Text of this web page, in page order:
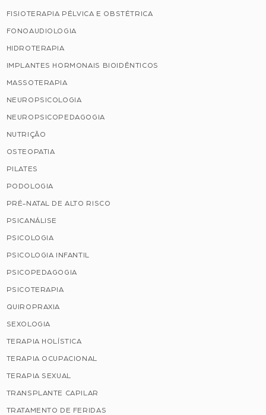
FISIOTERAPIA PÉLVICA E OBSTÉTRICA
FONOAUDIOLOGIA
HIDROTERAPIA
IMPLANTES HORMONAIS BIOIDÊNTICOS
MASSOTERAPIA
NEUROPSICOLOGIA
NEUROPSICOPEDAGOGIA
NUTRIÇÃO
OSTEOPATIA
PILATES
PODOLOGIA
PRÉ-NATAL DE ALTO RISCO
PSICANÁLISE
PSICOLOGIA
PSICOLOGIA INFANTIL
PSICOPEDAGOGIA
PSICOTERAPIA
QUIROPRAXIA
SEXOLOGIA
TERAPIA HOLÍSTICA
TERAPIA OCUPACIONAL
TERAPIA SEXUAL
TRANSPLANTE CAPILAR
TRATAMENTO DE FERIDAS